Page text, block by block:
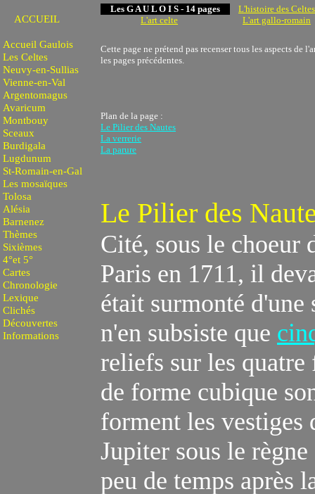
ACCUEIL
Accueil Gaulois
Les Celtes
Neuvy-en-Sullias
Vienne-en-Val
Argentomagus
Avaricum
Montbouy
Sceaux
Burdigala
Lugdunum
St-Romain-en-Gal
Les mosaïques
Tolosa
Alésia
Barnenez
Thèmes
Sixièmes
4°et 5°
Cartes
Chronologie
Lexique
Clichés
Découvertes
Informations
Les G A U L O I S - 14 pages
L'histoire des Celtes
L'art celte
L'art gallo-romain
Cette page ne prétend pas recenser tous les aspects
les pages précédentes.
Plan de la page :
Le Pilier des Nautes
La verrerie
La parure
Le Pilier des
Cité, sous le choeur
Paris en 1711, il
était surmonté d'une
n'en subsiste que
reliefs sur les quatre
de forme cubique
forment les vestiges
Jupiter sous le
peu de temps après